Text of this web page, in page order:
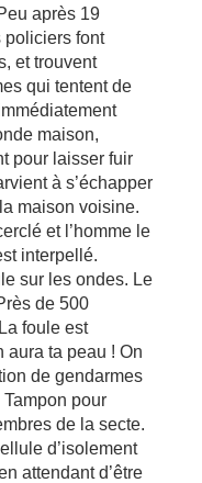
après 19
policiers font
et trouvent
qui tentent de
maison,
pour laisser fuir
à s’échapper
maison voisine.
et l’homme le
interpellé.
sur les ondes. Le
de 500
foule est
aura ta peau ! On
de gendarmes
pour
de la secte.
d’isolement
attendant d’être